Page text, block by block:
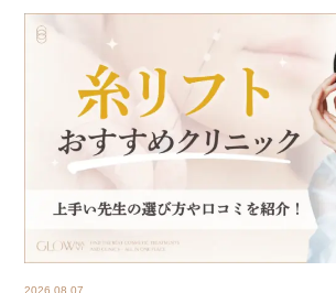
2026.08.07